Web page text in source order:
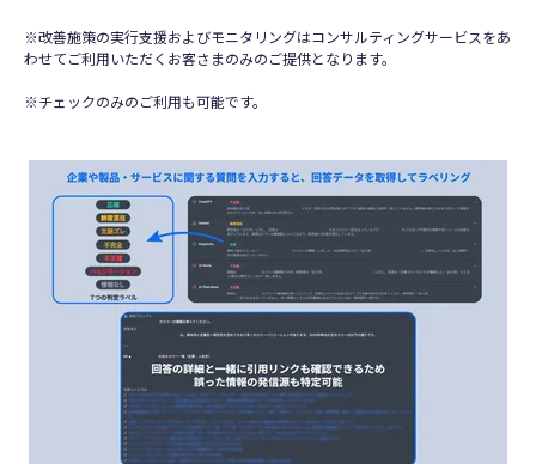
※改善施策の実行支援およびモニタリングはコンサルティングサービスをあ
わせてご利用いただくお客さまのみのご提供となります。
※チェックのみのご利用も可能です。